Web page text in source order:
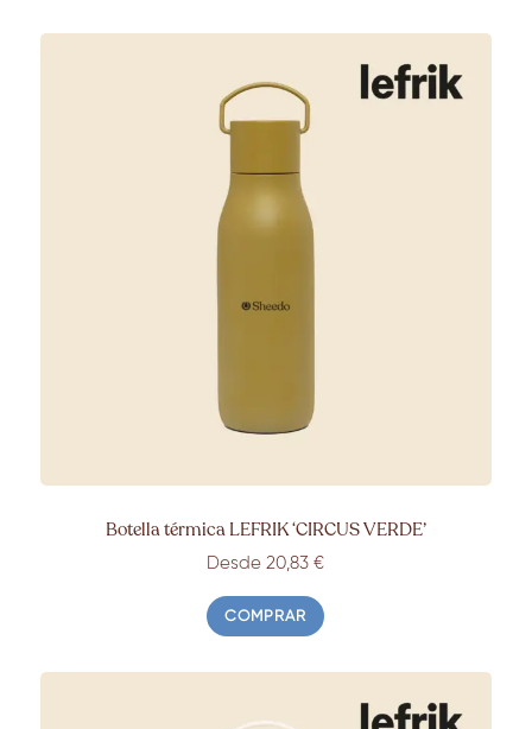
Botella térmica LEFRIK ‘CIRCUS VERDE’
Desde 20,83 €
COMPRAR